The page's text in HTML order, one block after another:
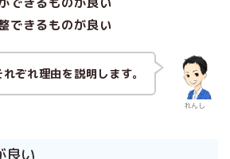
できるものが良い
れんし
れぞれ理由を説明します。
良い